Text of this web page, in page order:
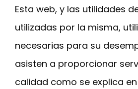
Esta web, y las utilidades
utilizadas por la misma,
necesarias para su
asisten a proporcionar
calidad como se explica